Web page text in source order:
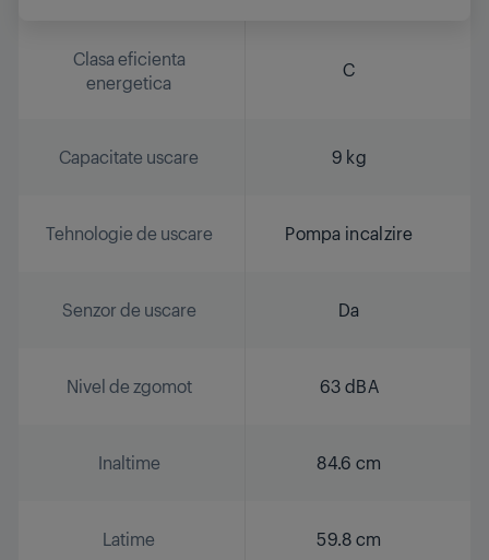
Clasa eficienta
energetica
C
Capacitate uscare 9 kg
Tehnologie de uscare Pompa incalzire
Senzor de uscare Da
Nivel de zgomot 63 dBA
Inaltime 84.6 cm
Latime 59.8 cm